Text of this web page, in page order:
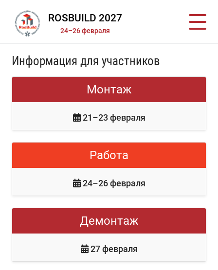
ROSBUILD 2027
24–26 февраля
Информация для участников
Монтаж
21–23 февраля
Работа
24–26 февраля
Демонтаж
27 февраля